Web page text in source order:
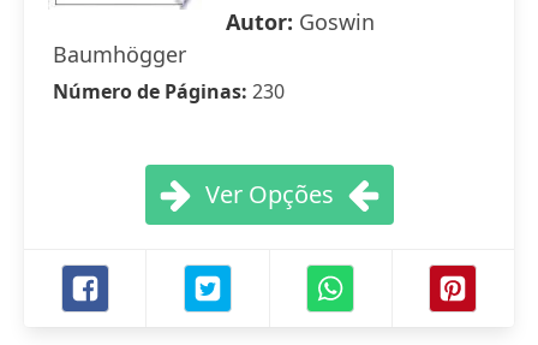
Autor: Goswin
Baumhögger
Número de Páginas: 230
Ver Opções